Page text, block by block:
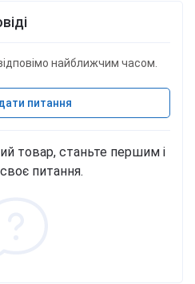
500 г - 16 порций, 908
найближчим часом.
питання
товар, станьте першим і
питання.